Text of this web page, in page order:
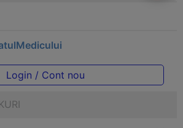
Login / Cont nou